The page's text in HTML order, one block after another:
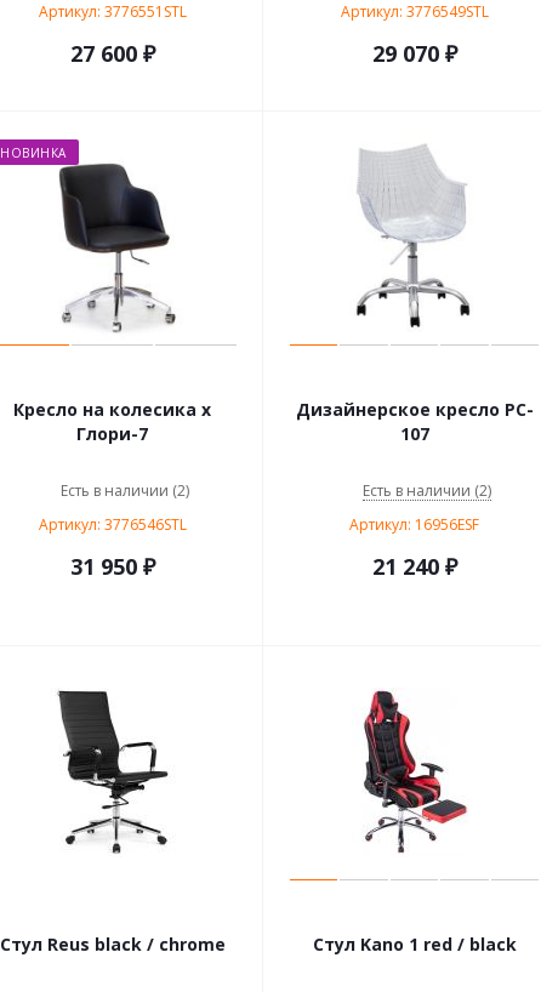
Артикул: 3776551STL
27 600 ₽
Артикул: 3776549STL
29 070 ₽
НОВИНКА
Кресло на колесика х
Глори-7
Есть в наличии (2)
Артикул: 3776546STL
31 950 ₽
Дизайнерское кресло PC-
107
Есть в наличии (2)
Артикул: 16956ESF
21 240₽
Стул Reus black / chrome Стул Kano 1 red / black